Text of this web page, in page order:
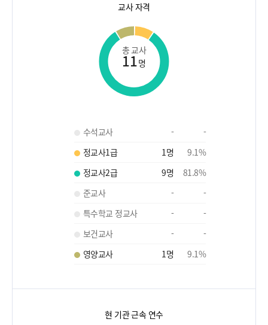
교사 자격
총 교사
11명
수석교사 -
-
정교사1급
1명 9.1%
정교사2급
9명 81.8%
준교사
-
-
특수학교 정교사
-
-
보건교사
-
-
영양교사
1명 9.1%
현 기관 근속 연수